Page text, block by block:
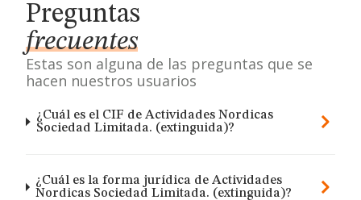
Preguntas
frecuentes
Estas son alguna de las preguntas que se
hacen nuestros usuarios
¿Cuál es el CIF de Actividades Nordicas
Sociedad Limitada. (extinguida)?
¿Cuál es la forma jurídica de Actividades
Nordicas Sociedad Limitada. (extinguida)?